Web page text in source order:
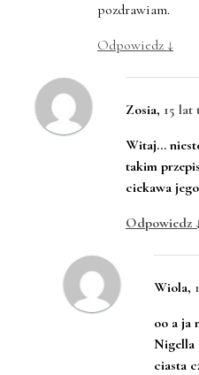
pozdrawiam.
Odpowiedz ↓
Zosia, 15 lat
Witaj…
takim
ciekawa
Odpowiedz
Wiola,
oo a ja
Nigella
ciasta